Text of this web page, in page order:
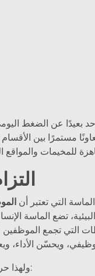
عن الضغط اليومي
مستمرًا بين
التي تعتبر أن
تضع الماسة
التي تجمع
ولهذا حرصت الإدارة على توفير يوم متكامل يشمل: